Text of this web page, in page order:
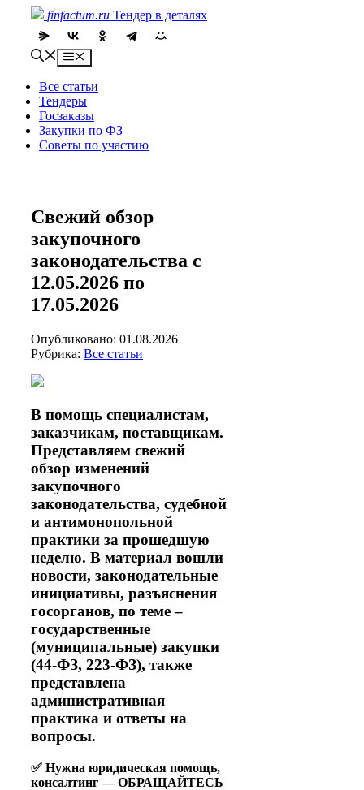
content
finfactum.ru Тендер в деталях
Menu
Все статьи
Тендеры
Госзаказы
Закупки по ФЗ
Советы по участию
Свежий обзор
закупочного
законодательства с
12.05.2026 по
17.05.2026
Опубликовано: 01.08.2026
Рубрика: Все статьи
В помощь специалистам,
заказчикам, поставщикам.
Представляем свежий
обзор изменений
закупочного
законодательства, судебной
и антимонопольной
практики за прошедшую
неделю. В материал вошли
новости, законодательные
инициативы, разъяснения
госорганов, по теме –
государственные
(муниципальные) закупки
(44-ФЗ, 223-ФЗ), также
представлена
административная
практика и ответы на
вопросы.
✅ Нужна юридическая помощь,
консалтинг — ОБРАЩАЙТЕСЬ